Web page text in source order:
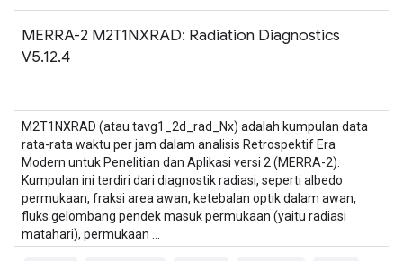
MERRA-2 M2T1NXRAD: Radiation Diagnostics
V5.12.4
M2T1NXRAD (atau tavg1_2d_rad_Nx) adalah kumpulan data
rata-rata waktu per jam dalam analisis Retrospektif Era
Modern untuk Penelitian dan Aplikasi versi 2 (MERRA-2).
Kumpulan ini terdiri dari diagnostik radiasi, seperti albedo
permukaan, fraksi area awan, ketebalan optik dalam awan,
fluks gelombang pendek masuk permukaan (yaitu radiasi
matahari), permukaan …